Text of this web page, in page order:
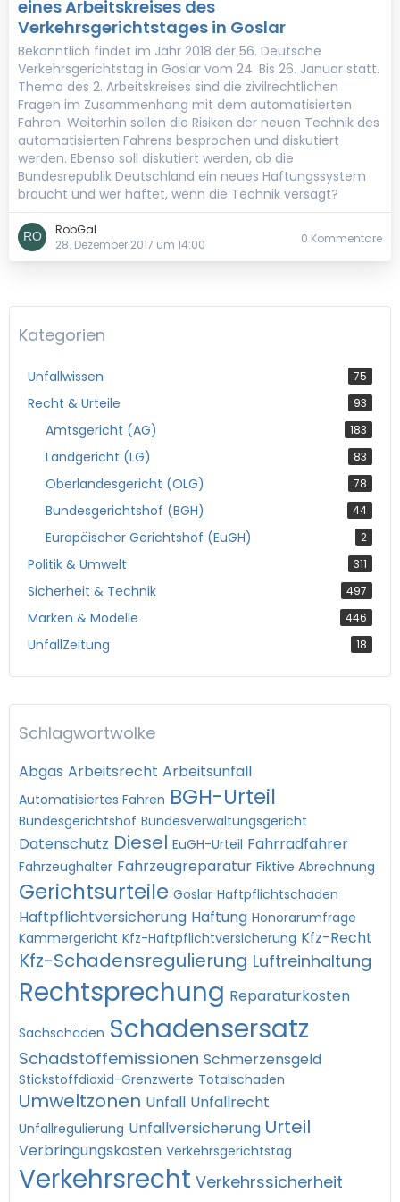
eines Arbeitskreises des
Verkehrsgerichtstages in Goslar
Bekanntlich findet im Jahr 2018 der 56. Deutsche
Verkehrsgerichtstag in Goslar vom 24. Bis 26. Januar statt.
Thema des 2. Arbeitskreises sind die zivilrechtlichen
Fragen im Zusammenhang mit dem automatisierten
Fahren. Weiterhin sollen die Risiken der neuen Technik des
automatisierten Fahrens besprochen und diskutiert
werden. Ebenso soll diskutiert werden, ob die
Bundesrepublik Deutschland ein neues Haftungssystem
braucht und wer haftet, wenn die Technik versagt?
RobGal
28. Dezember 2017 um 14:00
0 Kommentare
Kategorien
Unfallwissen 75
Recht & Urteile 93
Amtsgericht (AG) 183
Landgericht (LG) 83
Oberlandesgericht (OLG) 78
Bundesgerichtshof (BGH) 44
Europäischer Gerichtshof (EuGH) 2
Politik & Umwelt 311
Sicherheit & Technik 497
Marken & Modelle 446
UnfallZeitung 18
Schlagwortwolke
Abgas Arbeitsrecht Arbeitsunfall
Automatisiertes Fahren BGH-Urteil
Bundesgerichtshof Bundesverwaltungsgericht
Datenschutz Diesel EuGH-Urteil Fahrradfahrer
Fahrzeughalter Fahrzeugreparatur Fiktive Abrechnung
Gerichtsurteile Goslar Haftpflichtschaden
Haftpflichtversicherung Haftung Honorarumfrage
Kammergericht Kfz-Haftpflichtversicherung Kfz-Recht
Kfz-Schadensregulierung Luftreinhaltung
Rechtsprechung Reparaturkosten
Sachschäden Schadensersatz
Schadstoffemissionen Schmerzensgeld
Stickstoffdioxid-Grenzwerte Totalschaden
Umweltzonen Unfall Unfallrecht
Unfallregulierung Unfallversicherung Urteil
Verbringungskosten Verkehrsgerichtstag
Verkehrsrecht Verkehrssicherheit